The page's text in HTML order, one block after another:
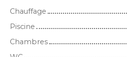
Chauffage
Piscine
Chambres